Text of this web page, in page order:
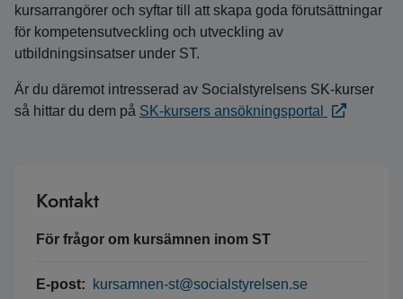
kursarrangörer och syftar till att skapa goda förutsättningar
för kompetensutveckling och utveckling av
utbildningsinsatser under ST.
Är du däremot intresserad av Socialstyrelsens SK-kurser
så hittar du dem på SK-kursers ansökningsportal
Kontakt
För frågor om kursämnen inom ST
E-post: kursamnen-st@socialstyrelsen.se